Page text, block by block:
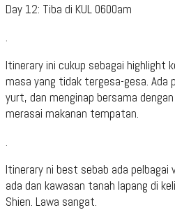
Day 12: Tiba di KUL 0600am
.
Itinerary ini cukup sebagai highlight
masa yang tidak tergesa-gesa. Ada
yurt, dan menginap bersama
merasai makanan tempatan.
.
Itinerary ni best sebab ada pelbagai
ada dan kawasan tanah lapang di
Shien. Lawa sangat.